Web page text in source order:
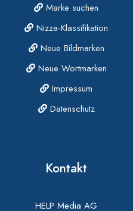
Marke suchen
Nizza-Klassifikation
Neue Bildmarken
Neue Wortmarken
Impressum
Datenschutz
Kontakt
HELP Media AG